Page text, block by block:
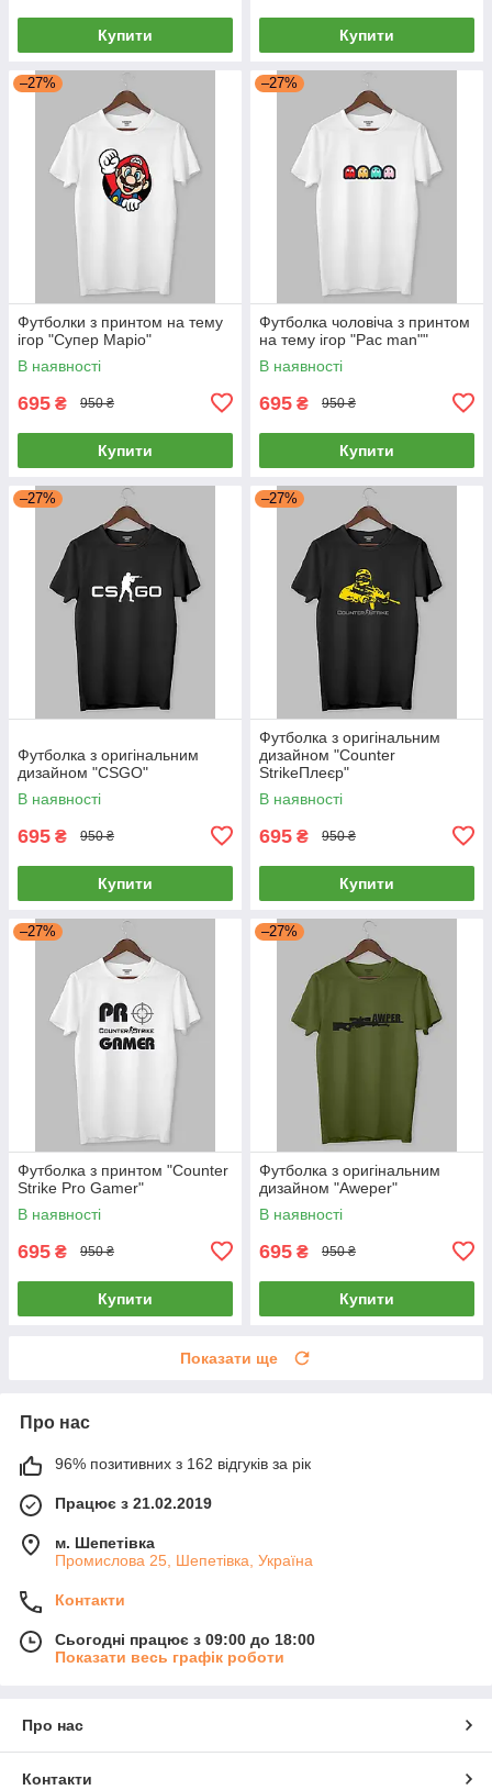
Купити Купити
–27%
Футболки з принтом на тему
ігор "Супер Маріо"
В наявності
695 ₴ 950 ₴
Купити
–27%
Футболка чоловіча з принтом
на тему ігор "Pac man""
В наявності
695 ₴ 950 ₴
Купити
–27%
Футболка з оригінальним
дизайном "CSGO"
В наявності
695 ₴ 950 ₴
Купити
–27%
Футболка з оригінальним
дизайном "Counter
StrikeПлеєр"
В наявності
695 ₴ 950 ₴
Купити
–27%
Футболка з принтом "Counter
Strike Pro Gamer"
В наявності
695 ₴ 950 ₴
Купити
–27%
Футболка з оригінальним
дизайном "Aweper"
В наявності
695 ₴ 950 ₴
Купити
Показати ще
Про нас
96% позитивних з 162 відгуків за рік
Працює з 21.02.2019
м. Шепетівка
Промислова 25, Шепетівка, Україна
Контакти
Сьогодні працює з 09:00 до 18:00
Показати весь графік роботи
Про нас
Контакти